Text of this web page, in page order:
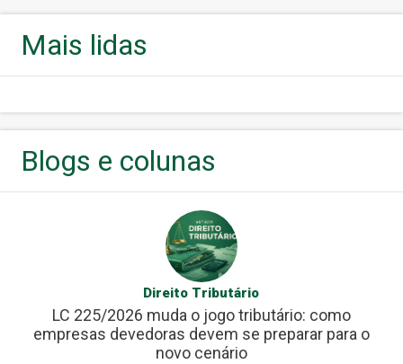
Mais lidas
Blogs e colunas
Direito Tributário
LC 225/2026 muda o jogo tributário: como
empresas devedoras devem se preparar para o
novo cenário